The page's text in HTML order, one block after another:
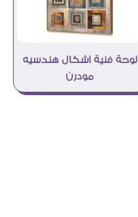
لوحة فنية اشكال هندسيه
مودرن